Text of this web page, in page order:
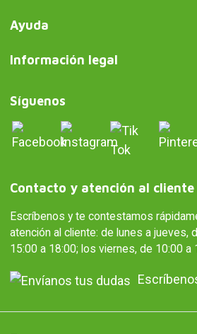
Ayuda
Información legal
Síguenos
Contacto y atención al cliente
Escríbenos y te contestamos
atención al cliente: de lunes a jueves,
15:00 a 18:00; los viernes, de 10:00 a